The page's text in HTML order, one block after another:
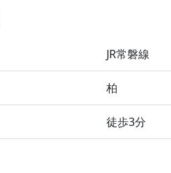
JR常磐線
柏
徒歩3分